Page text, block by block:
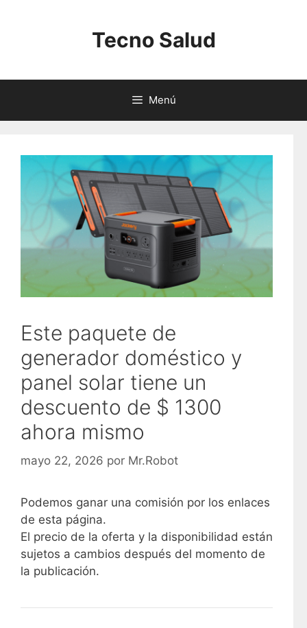
Tecno Salud
Menú
Este paquete de
generador doméstico y
panel solar tiene un
descuento de $ 1300
ahora mismo
mayo 22, 2026 por Mr.Robot
Podemos ganar una comisión por los enlaces
de esta página.
El precio de la oferta y la disponibilidad están
sujetos a cambios después del momento de
la publicación.